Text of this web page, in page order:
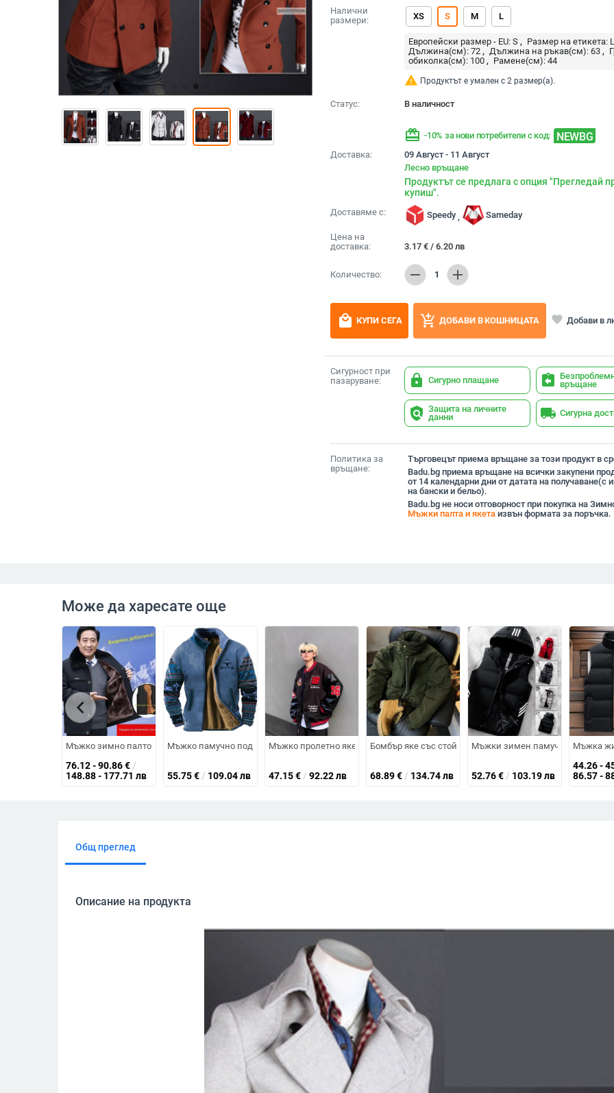
Налични
размери:
XS S M L
Европейски размер - EU: S Размер на етикета: L
Дължина(см): 72 Дължина на ръкав(см): 63
обиколка(см): 100 Рамене(см): 44
warning Продуктът е умален с 2 размер(а).
Статус: В наличност
redeem -10% за нови потребители с код: NEWBG
Доставка:
09 Август - 11 Август
Лесно връщане
Продуктът се предлага с опция "Прегледай
купиш".
Доставяме с: Speedy , Sameday
Цена на
доставка:
3.17€ / 6.20лв
Количество: remove 1 add
local_mall КУПИ СЕГА add_shopping_cart ДОБАВИ В КОШНИЦАТА favorite Добави в
Сигурност при
пазаруване:
lock Сигурно плащане assignment_return връщане
policy Защита на личните
данни
local_shipping Сигурна
Политика за
връщане:
Търговецът приема връщане за този продукт в
Badu.bg приема връщане на всички закупени
от 14 календарни дни от датата на получаване(с
на бански и бельо).
Badu.bg не носи отговорност при покупка на
Мъжки палта и якетаизвън формата за поръчка.
Може да харесате още
Мъжко зимно палто с флис подплата, дебело, с цип отпред, без качулка
76.12 - 90.86€ /
148.88 - 177.71 лв
Мъжко памучно подплатено яке с флисово подплътване, спортен стил, цип отпред, стойкова яка, каре
55.75€ / 109.04 лв
Мъжко пролетно яке, свободна кройка, без яка, еднокопчано закопчаване,
47.15€ / 92.22 лв
Бомбър яке със стойка яка, цип, дебел утеплител и
68.89€ / 134.74 лв
Мъжки зимен памучен елек с
52.76€ / 103.19 лв
Мъжка
44.26 -
86.57 -
chevron_left
Общ преглед
Описание на продукта